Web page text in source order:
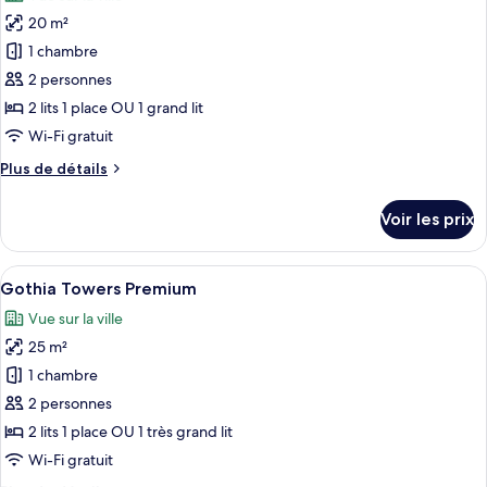
Towers
Standard
photos
pour
ce
type
de
chambre :
Gothia
View
20 m²
1 chambre
2 personnes
2 lits 1 place OU 1 grand lit
Wi-Fi gratuit
Plus de détails
Plus
le
type
de
Gothia
Towers
Standard
View
Voir les prix
Afficher
toutes
les
photos
pour
ce
type
de
chambre :
Gothia Towers Premium | Literie
11
Gothia Towers Premium
Vue sur la ville
25 m²
1 chambre
2 personnes
2 lits 1 place OU 1 très grand lit
Wi-Fi gratuit